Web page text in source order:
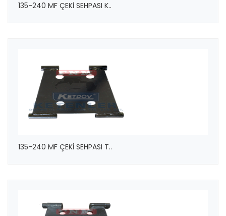
135-240 MF ÇEKİ SEHPASI K..
135-240 MF ÇEKİ SEHPASI T..